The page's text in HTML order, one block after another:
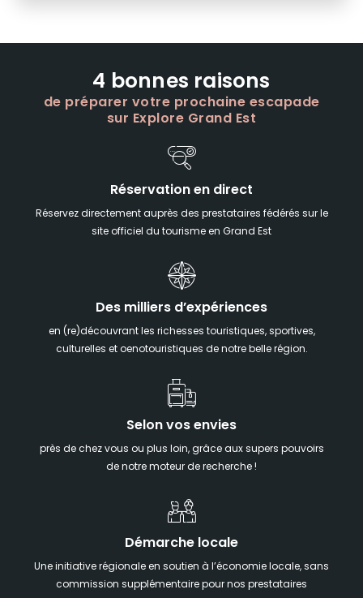
4 bonnes raisons
de préparer votre prochaine escapade
sur Explore Grand Est
Réservation en direct
Réservez directement auprès des prestataires fédérés sur le
site officiel du tourisme en Grand Est
Des milliers d’expériences
en (re)découvrant les richesses touristiques, sportives,
culturelles et oenotouristiques de notre belle région.
Selon vos envies
près de chez vous ou plus loin, grâce aux supers pouvoirs
de notre moteur de recherche !
Démarche locale
Une initiative régionale en soutien à l’économie locale, sans
commission supplémentaire pour nos prestataires